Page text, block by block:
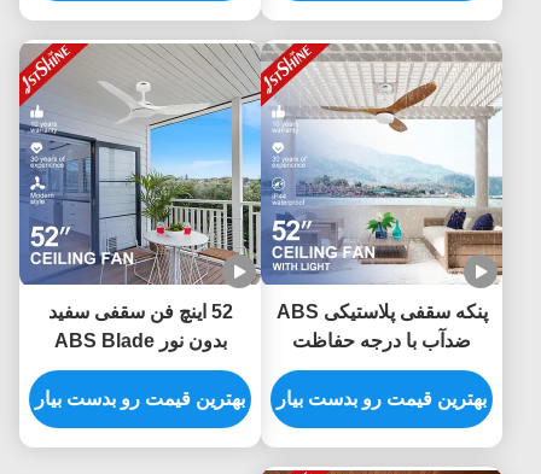
پنکه سقفی پلاستیکی ABS
ضدآب با درجه حفاظت
IP65، پره‌های 52 اینچی و
ریموت کنترل
بهترین قیمت رو بدست بیار
52 اینچ فن سقفی سفید
بدون نور ABS Blade
Smart APP Control
بهترین قیمت رو بدست بیار